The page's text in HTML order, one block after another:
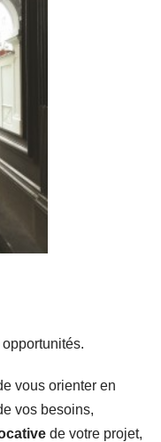
vous orienter en
vos besoins,
de votre projet,